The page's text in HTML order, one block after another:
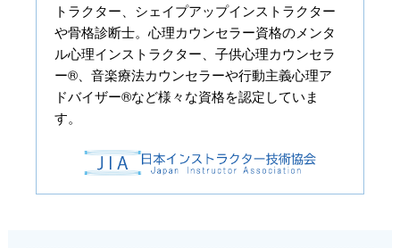
トラクター、シェイプアップインストラクター
や骨格診断士。心理カウンセラー資格のメンタ
ル心理インストラクター、子供心理カウンセラ
ー®、音楽療法カウンセラーや行動主義心理ア
ドバイザー®など様々な資格を認定していま
す。